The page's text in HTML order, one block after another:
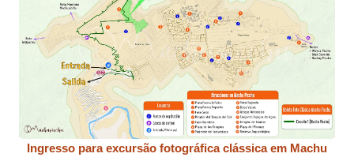
Ingresso para excursão fotográfica clássica em Machu